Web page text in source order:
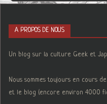
A PROPOS DE NOUS
Un blog sur la culture Geek et
Nous sommes toujours en cours
et le blog (encore environ 4000